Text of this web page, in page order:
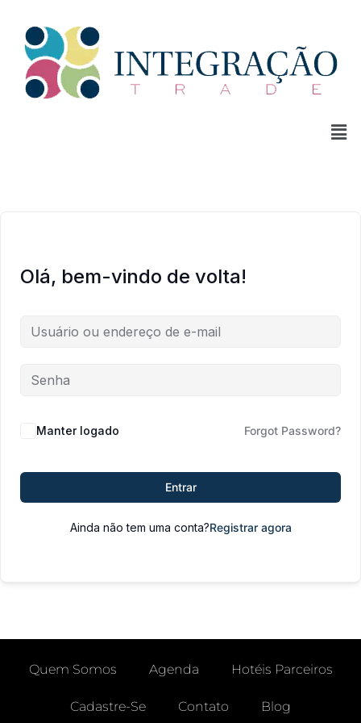
Olá, bem-vindo de volta!
Manter logado Forgot Password?
Entrar
Ainda não tem uma conta?Registrar agora
Quem Somos Agenda Hotéis Parceiros
Cadastre-Se Contato Blog